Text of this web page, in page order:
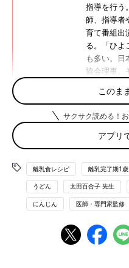
指導を行う
師、指導者
育て番組出
る。「ひよ
も多い。日
協会理事。
食。
調理前にお読みく
離乳食の「下ごしらえ」の
カラフル野菜のカルボ
このま
サクサク読める！
アプリ
離乳食レシピ 離乳完了期1
うどん 太田百合子 先生
にんじん 医師・専門家監修